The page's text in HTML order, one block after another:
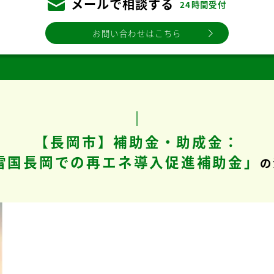
メールで相談する 24時間受付
お問い合わせはこちら
【長岡市】補助金・助成金：
国長岡での再エネ導入促進補助金」